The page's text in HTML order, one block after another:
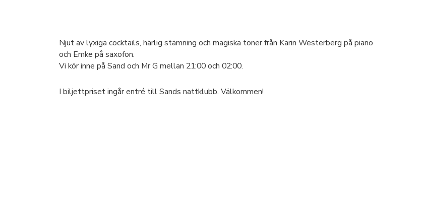
Njut av lyxiga cocktails, härlig stämning och magiska toner från Karin Westerberg på piano
och Emke på saxofon.
Vi kör inne på Sand och Mr G mellan 21:00 och 02:00.
I biljettpriset ingår entré till Sands nattklubb. Välkommen!